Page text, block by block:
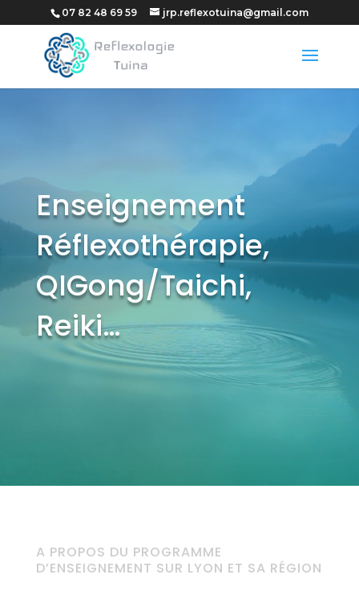
07 82 48 69 59 jrp.reflexotuina@gmail.com
Enseignement
Réflexothérapie,
QIGong/Taichi,
Reiki…
A PROPOS DU PROGRAMME
D’ENSEIGNEMENT SUR LYON ET SA RÉGION